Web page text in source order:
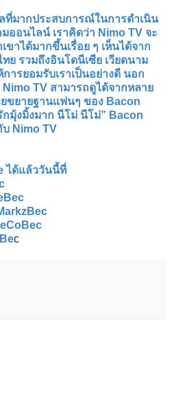
ที่มากประสบการณ์ในการดำเนิน
ออนไลน์ เราคิดว่า Nimo TV จะ
ขาได้มากขึ้นเรื่อย ๆ เห็นได้จาก
ย รวมถึงอินโดนีเซีย เวียดนาม
ารยอมรับเราเป็นอย่างดี นอก
TV สามารถดูได้จากหลาย
ขยายฐานแฟนๆ ของ Bacon
มุ้งมิ้งมาก นีโม่ นีโม่” Bacon
Nimo TV
ได้แล้ววันนี้ที่
c